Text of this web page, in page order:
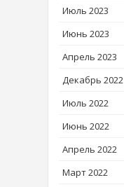
Июль 2023
Июнь 2023
Апрель 2023
Декабрь 2022
Июль 2022
Июнь 2022
Апрель 2022
Март 2022